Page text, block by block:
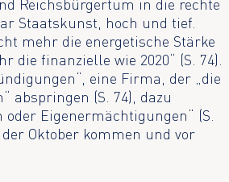
Reichsbürgertum in die rechte
Staatskunst, hoch und tief.
mehr die energetische Stärke
die finanzielle wie 2020“ (S. 74).
eine Firma, der „die
abspringen (S. 74), dazu
oder Eigenermächtigungen“ (S.
Oktober kommen und vor